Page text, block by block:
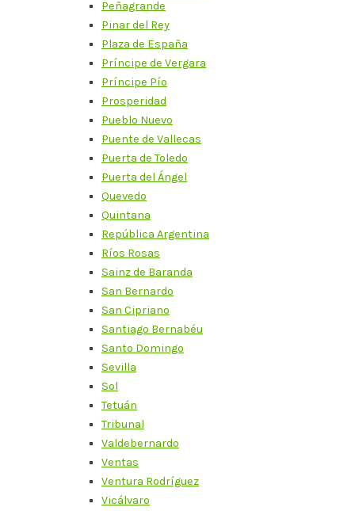
Peñagrande
Pinar del Rey
Plaza de España
Príncipe de Vergara
Príncipe Pío
Prosperidad
Pueblo Nuevo
Puente de Vallecas
Puerta de Toledo
Puerta del Ángel
Quevedo
Quintana
República Argentina
Ríos Rosas
Sainz de Baranda
San Bernardo
San Cipriano
Santiago Bernabéu
Santo Domingo
Sevilla
Sol
Tetuán
Tribunal
Valdebernardo
Ventas
Ventura Rodríguez
Vicálvaro